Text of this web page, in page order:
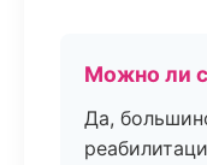
Можно ли
Да,